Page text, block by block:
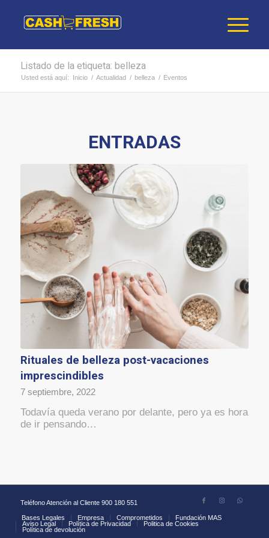
Listado de la etiqueta: belleza
Usted está aquí: Inicio / Actualidad / belleza / Eventos
ENTRADAS
Rituales de belleza post-vacaciones
imprescindibles
7 septiembre, 2022
Todavía queda verano por delante, pero ya es hora
de ir pensando…
Teléfono Atención al Cliente 900 180 551
Bases Legales Empresa Comprometidos
Fundación MAS
Aviso Legal
Política de Privacidad
Politica de Cookies
Política de devolución